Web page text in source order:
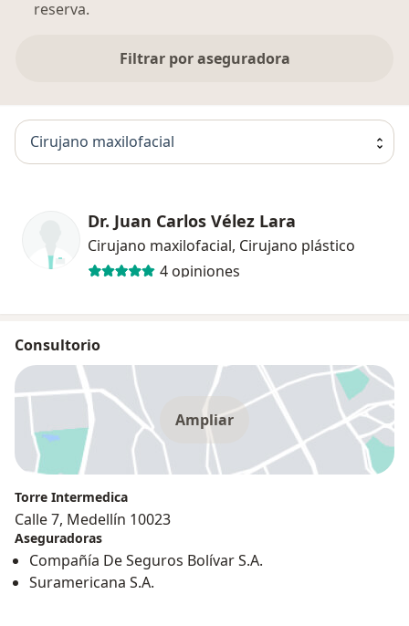
reserva.
Filtrar por aseguradora
Cirujano maxilofacial
Dr. Juan Carlos Vélez Lara
Cirujano maxilofacial, Cirujano plástico
4 opiniones
Consultorio
Ampliar
Torre Intermedica
Calle 7, Medellín 10023
Aseguradoras
Compañía De Seguros Bolívar S.A.
Suramericana S.A.